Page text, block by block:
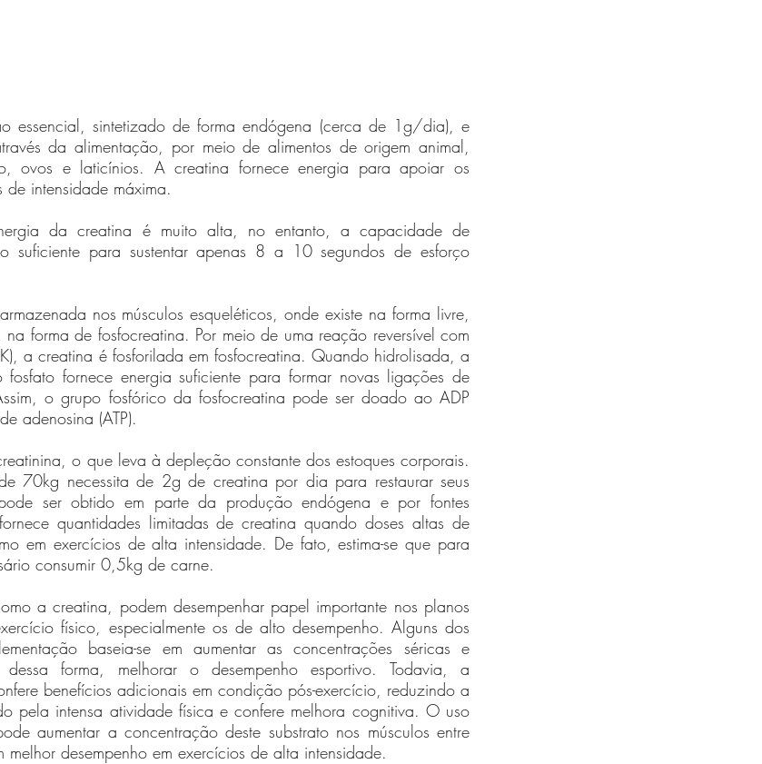
essencial, sintetizado de forma endógena (cerca de 1g/dia), e
da alimentação, por meio de alimentos de origem animal,
ovos e laticínios. A creatina fornece energia para apoiar os
de intensidade máxima.
da creatina é muito alta, no entanto, a capacidade de
suficiente para sustentar apenas 8 a 10 segundos de esforço
nos músculos esqueléticos, onde existe na forma livre,
forma de fosfocreatina. Por meio de uma reação reversível com
a creatina é fosforilada em fosfocreatina. Quando hidrolisada, a
fornece energia suficiente para formar novas ligações de
o grupo fosfórico da fosfocreatina pode ser doado ao ADP
adenosina (ATP).
o que leva à depleção constante dos estoques corporais.
70kg necessita de 2g de creatina por dia para restaurar seus
ser obtido em parte da produção endógena e por fontes
quantidades limitadas de creatina quando doses altas de
em exercícios de alta intensidade. De fato, estima-se que para
consumir 0,5kg de carne.
a creatina, podem desempenhar papel importante nos planos
físico, especialmente os de alto desempenho. Alguns dos
baseia-se em aumentar as concentrações séricas e
forma, melhorar o desempenho esportivo. Todavia, a
benefícios adicionais em condição pós-exercício, reduzindo a
pela intensa atividade física e confere melhora cognitiva. O uso
aumentar a concentração deste substrato nos músculos entre
desempenho em exercícios de alta intensidade.